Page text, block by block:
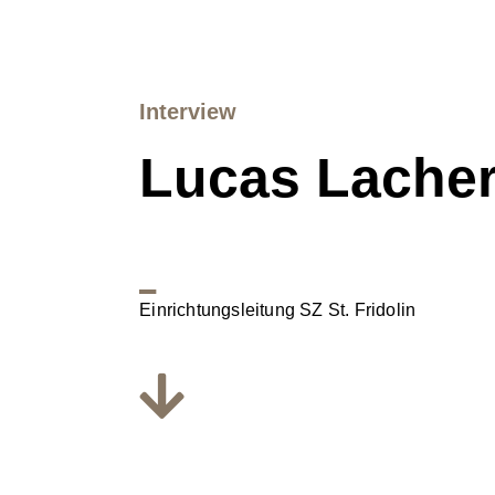
Interview
Lucas
Einrichtungsleitung SZ St. Fridolin